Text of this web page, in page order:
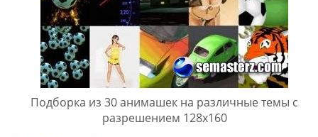
Подборка из 30 анимашек на различные темы с
разрешением 128х160